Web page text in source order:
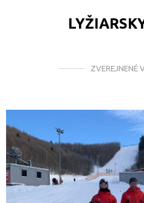
ZVEREJNENÉ V